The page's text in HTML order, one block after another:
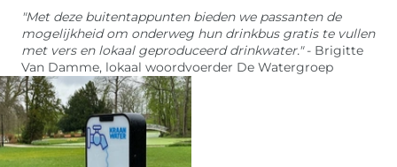
"Met deze buitentappunten bieden we passanten de
mogelijkheid om onderweg hun drinkbus gratis te vullen
met vers en lokaal geproduceerd drinkwater."- Brigitte
Van Damme, lokaal woordvoerder De Watergroep